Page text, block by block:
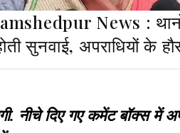
News :
सुनवाई, अपराधियों के
बुलंद- पूर्णिमा साहू
दिए गए कमेंट बॉक्स में